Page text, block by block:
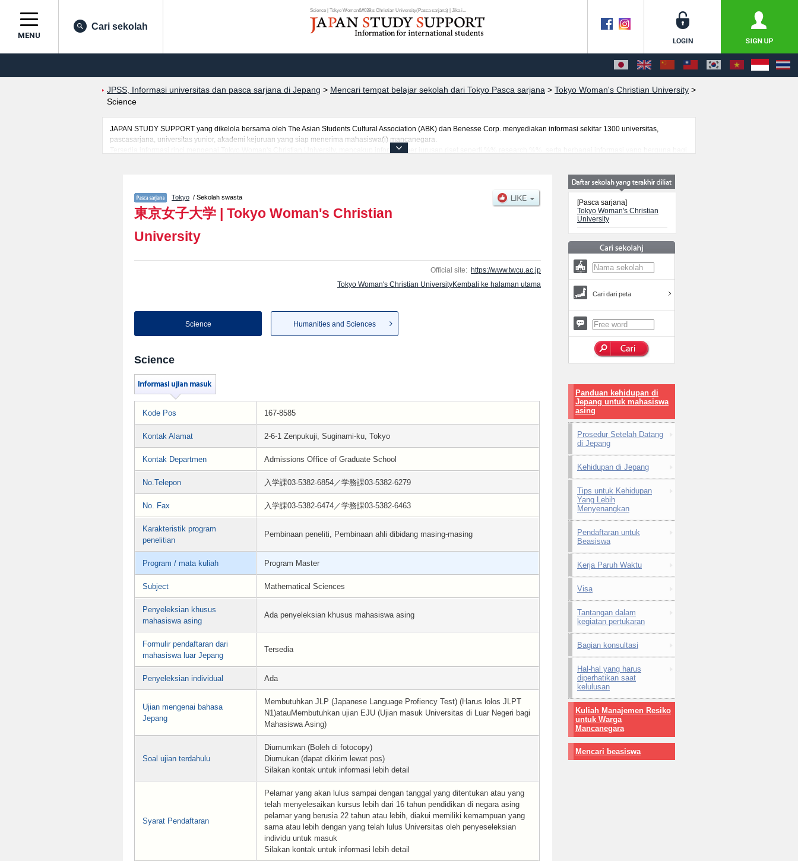
Science | Tokyo Woman&#039;s Christian University(Pasca sarjana) | Jika i...
MENU
Cari sekolah
JPSS, Informasi universitas dan pasca sarjana di Jepang > Mencari tempat belajar sekolah dari Tokyo Pasca sarjana > Tokyo Woman's Christian University >
Science
JAPAN STUDY SUPPORT yang dikelola bersama oleh The Asian Students Cultural Association (ABK) dan Benesse Corp. menyediakan informasi sekitar 1300 universitas,
pascasarjana, universitas yunior, akademi kejuruan yang siap menerima mahasiswa(i) mancanegara.
Tersedia informasi rinci mengenai Tokyo Woman's Christian University, mencakup informasi per jurusan riset seperti %% research %%, serta berbagai informasi yang berguna bagi
Tokyo / Sekolah swasta
東京女子大学 | Tokyo Woman's Christian
University
Official site: https://www.twcu.ac.jp
Tokyo Woman's Christian UniversityKembali ke halaman utama
Science Humanities and Sciences
Science
Kode Pos 167-8585
Kontak Alamat 2-6-1 Zenpukuji, Suginami-ku, Tokyo
Kontak Departmen Admissions Office of Graduate School
No.Telepon 入学課03-5382-6854／学務課03-5382-6279
No. Fax 入学課03-5382-6474／学務課03-5382-6463
Karakteristik program
penelitian
Pembinaan peneliti, Pembinaan ahli dibidang masing-masing
Program / mata kuliah Program Master
Subject Mathematical Sciences
Penyeleksian khusus
mahasiswa asing
Ada penyeleksian khusus mahasiswa asing
Formulir pendaftaran dari
mahasiswa luar Jepang
Tersedia
Penyeleksian individual Ada
Ujian mengenai bahasa
Jepang
Membutuhkan JLP (Japanese Language Profiency Test) (Harus lolos JLPT
N1)atauMembutuhkan ujian EJU (Ujian masuk Universitas di Luar Negeri bagi
Mahasiswa Asing)
Soal ujian terdahulu
Diumumkan (Boleh di fotocopy)
Diumukan (dapat dikirim lewat pos)
Silakan kontak untuk informasi lebih detail
Syarat Pendaftaran
Pelamar yang akan lulus sampai dengan tanggal yang ditentukan atau yang
telah menyelesaikan kursus lebih dari 16 tahun pendidikan di negara asing
pelamar yang berusia 22 tahun atau lebih, diakui memiliki kemampuan yang
sama atau lebih dengan yang telah lulus Universitas oleh penyeseleksian
individu untuk masuk
Silakan kontak untuk informasi lebih detail
[Pasca sarjana]
Tokyo Woman's Christian
University
Cari dari peta
Panduan kehidupan di
Jepang untuk mahasiswa
asing
Prosedur Setelah Datang
di Jepang
Kehidupan di Jepang
Tips untuk Kehidupan
Yang Lebih
Menyenangkan
Pendaftaran untuk
Beasiswa
Kerja Paruh Waktu
Visa
Tantangan dalam
kegiatan pertukaran
Bagian konsultasi
Hal-hal yang harus
diperhatikan saat
kelulusan
Kuliah Manajemen Resiko
untuk Warga
Mancanegara
Mencari beasiswa